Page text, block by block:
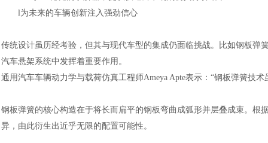
l为未来的车辆创新注入强劲信心
传统设计虽历经考验，但其与现代车型的集成仍面临挑战。比如钢板弹
汽车悬架系统中发挥着重要作用。
通用汽车车辆动力学与载荷仿真工程师Ameya Apte表示：“钢板弹簧技
钢板弹簧的核心构造在于将长而扁平的钢板弯曲成弧形并层叠成束。
异，由此衍生出近乎无限的配置可能性。